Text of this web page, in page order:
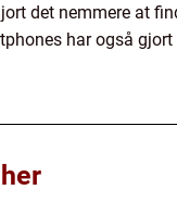
det nemmere at
har også